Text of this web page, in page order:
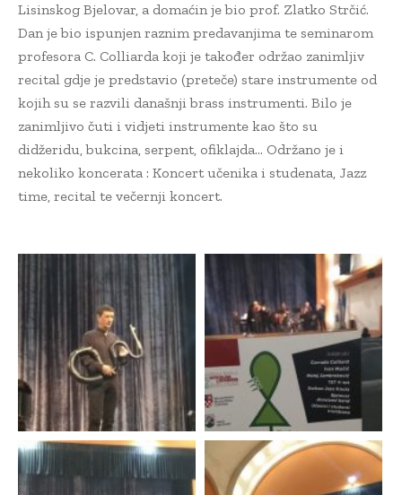
Lisinskog Bjelovar, a domaćin je bio prof. Zlatko Strčić.
Dan je bio ispunjen raznim predavanjima te seminarom
profesora C. Colliarda koji je također održao zanimljiv
recital gdje je predstavio (preteče) stare instrumente od
kojih su se razvili današnji brass instrumenti. Bilo je
zanimljivo čuti i vidjeti instrumente kao što su
didžeridu, bukcina, serpent, ofiklajda… Održano je i
nekoliko koncerata : Koncert učenika i studenata, Jazz
time, recital te večernji koncert.